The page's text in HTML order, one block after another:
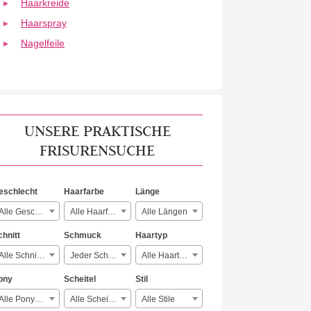
Haarkreide
Haarspray
Nagelfeile
UNSERE PRAKTISCHE
FRISURENSUCHE
Alle Geschlechter
Haarfarbe
Alle Haarfarben
Länge
Alle Längen
Alle Schnitte
Schmuck
Jeder Schmuck
Haartyp
Alle Haartypen
Alle Ponyarten
Scheitel
Alle Scheitelarten
Stil
Alle Stile